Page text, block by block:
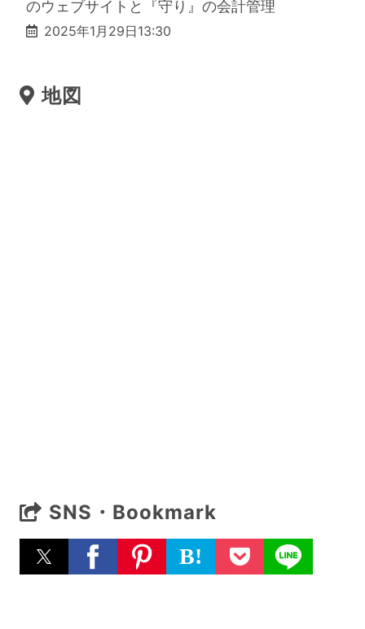
のウェブサイトと『守り』の会計管理
2025年1月29日13:30
地図
SNS・Bookmark
B!